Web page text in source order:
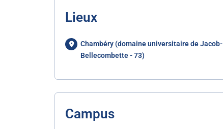
Lieux
Chambéry (domaine universitaire de Jacob-
Bellecombette - 73)
Campus